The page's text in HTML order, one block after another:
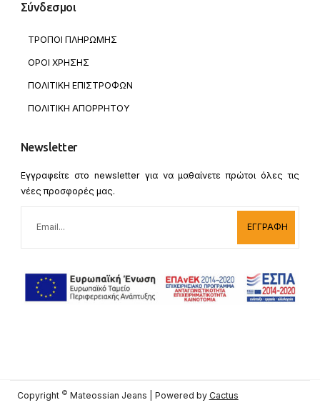
Σύνδεσμοι
ΤΡΟΠΟΙ ΠΛΗΡΩΜΗΣ
ΟΡΟΙ ΧΡΗΣΗΣ
ΠΟΛΙΤΙΚΗ ΕΠΙΣΤΡΟΦΩΝ
ΠΟΛΙΤΙΚΗ ΑΠΟΡΡΗΤΟΥ
Newsletter
Εγγραφείτε στο newsletter για να μαθαίνετε πρώτοι όλες τις
νέες προσφορές μας.
ΕΓΓΡΑΦΗ
Copyright © Mateossian Jeans | Powered by Cactus